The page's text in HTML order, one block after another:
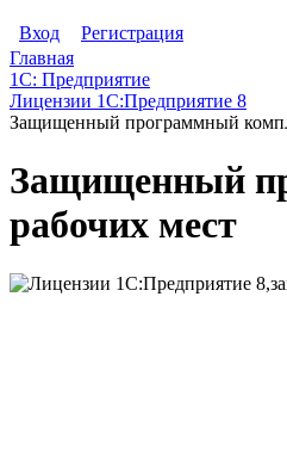
Вход
Регистрация
Главная
1С: Предприятие
Лицензии 1С:Предприятие 8
Защищенный программный
Защищенный
рабочих мест